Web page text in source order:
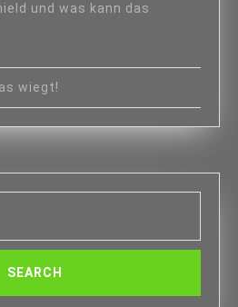
und was kann das
wiegt!